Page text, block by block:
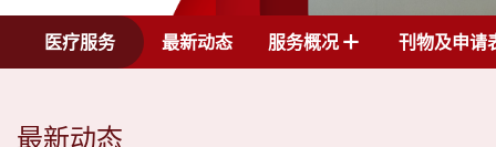
联络我们
医疗服务 最新动态 服务概况 刊物及申请
最新动态